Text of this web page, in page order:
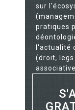
sur
pratiques
l'actualité
(droit,